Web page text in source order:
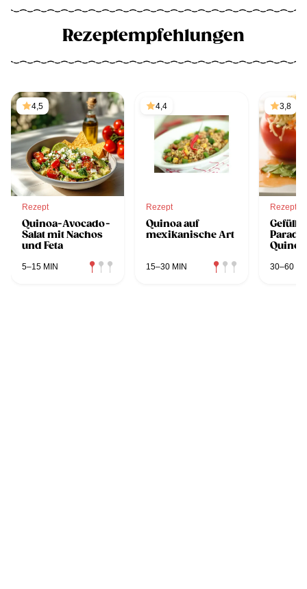
Rezeptempfehlungen
4,5
Rezept
Quinoa-Avocado-
Salat mit Nachos
und Feta
5–15 MIN
4,4
Rezept
Quinoa auf
mexikanische Art
15–30 MIN
3,8
Rezept
Gefüllte
Quinoa
30–60